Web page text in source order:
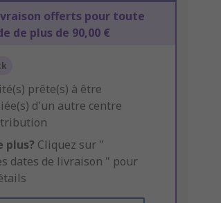
offerts pour toute
de plus de 90,00 €
prête(s) à être
d'un autre centre
plus? Cliquez sur "
dates de livraison " pour